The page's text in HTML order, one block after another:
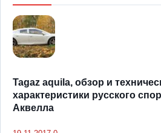
Tagaz aquila, обзор и
характеристики русского
Аквелла